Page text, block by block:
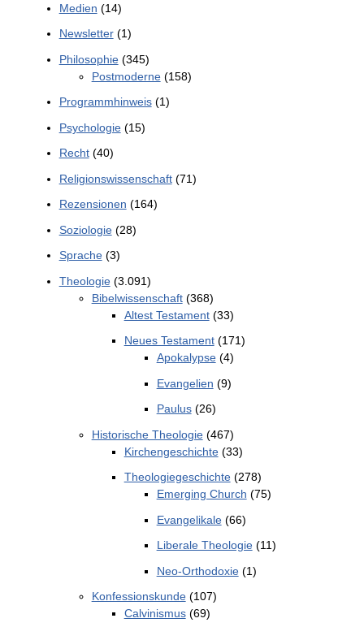
Medien (14)
Newsletter(1)
Philosophie(345)
Postmoderne(158)
Programmhinweis(1)
Psychologie(15)
Recht(40)
Religionswissenschaft(71)
Rezensionen (164)
Soziologie(28)
Sprache(3)
Theologie(3.091)
Bibelwissenschaft(368)
Altest Testament(33)
Neues Testament(171)
Apokalypse(4)
Evangelien (9)
Paulus(26)
Historische Theologie(467)
Kirchengeschichte(33)
Theologiegeschichte(278)
Emerging Church (75)
Evangelikale(66)
Liberale Theologie(11)
Neo-Orthodoxie(1)
Konfessionskunde(107)
Calvinismus(69)